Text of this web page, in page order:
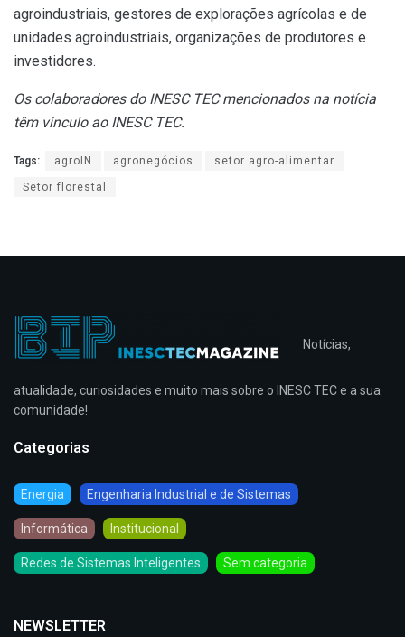
agroindustriais, gestores de explorações agrícolas e de
unidades agroindustriais, organizações de produtores e
investidores.
Os colaboradores do INESC TEC mencionados na notícia
têm vínculo ao INESC TEC.
Tags: agroIN agronegócios setor agro-alimentar
Setor florestal
Notícias,
atualidade, curiosidades e muito mais sobre o INESC TEC e a sua
comunidade!
Categorias
Energia Engenharia Industrial e de Sistemas
Informática Institucional
Redes de Sistemas Inteligentes Sem categoria
NEWSLETTER